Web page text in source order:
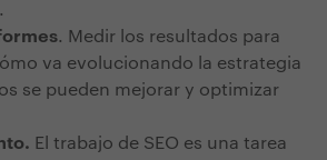
. Medir los resultados para
va evolucionando la estrategia
se pueden mejorar y optimizar
El trabajo de SEO es una tarea